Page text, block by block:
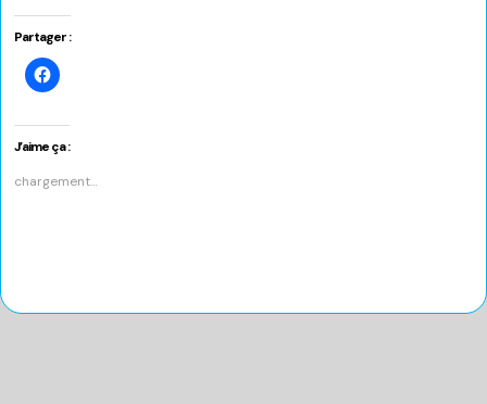
Partager :
Cliquez
pour
Facebook(ouvre
dans
une
fenêtre)
J’aime ça :
chargement…